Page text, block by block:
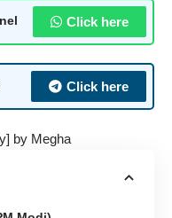
Click here
Click here
by Megha